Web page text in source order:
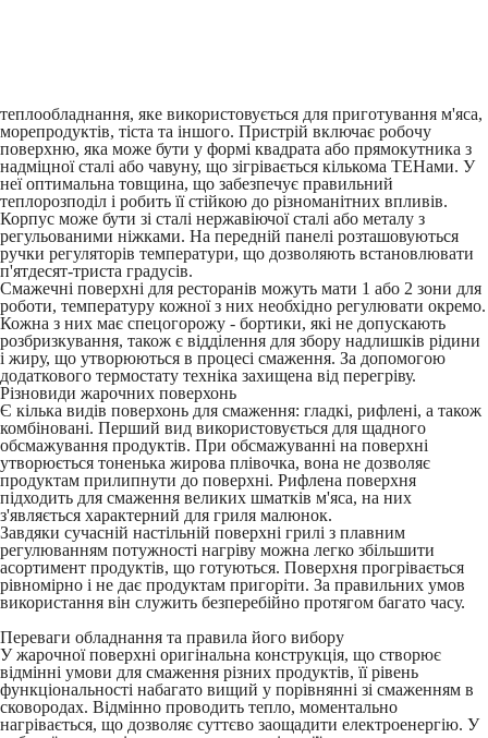
теплообладнання, яке використовується для приготування м'яса,
морепродуктів, тіста та іншого. Пристрій включає робочу
поверхню, яка може бути у формі квадрата або прямокутника з
надміцної сталі або чавуну, що зігрівається кількома ТЕНами. У
неї оптимальна товщина, що забезпечує правильний
теплорозподіл і робить її стійкою до різноманітних впливів.
Корпус може бути зі сталі нержавіючої сталі або металу з
регульованими ніжками. На передній панелі розташовуються
ручки регуляторів температури, що дозволяють встановлювати
п'ятдесят-триста градусів.
Смажечні поверхні для ресторанів можуть мати 1 або 2 зони для
роботи, температуру кожної з них необхідно регулювати окремо.
Кожна з них має спецогорожу - бортики, які не допускають
розбризкування, також є відділення для збору надлишків рідини
і жиру, що утворюються в процесі смаження. За допомогою
додаткового термостату техніка захищена від перегріву.
Різновиди жарочних поверхонь
Є кілька видів поверхонь для смаження: гладкі, рифлені, а також
комбіновані. Перший вид використовується для щадного
обсмажування продуктів. При обсмажуванні на поверхні
утворюється тоненька жирова плівочка, вона не дозволяє
продуктам прилипнути до поверхні. Рифлена поверхня
підходить для смаження великих шматків м'яса, на них
з'являється характерний для гриля малюнок.
Завдяки сучасній настільній поверхні грилі з плавним
регулюванням потужності нагріву можна легко збільшити
асортимент продуктів, що готуються. Поверхня прогрівається
рівномірно і не дає продуктам пригоріти. За правильних умов
використання він служить безперебійно протягом багато часу.
Переваги обладнання та правила його вибору
У жарочної поверхні оригінальна конструкція, що створює
відмінні умови для смаження різних продуктів, її рівень
функціональності набагато вищий у порівнянні зі смаженням в
сковородах. Відмінно проводить тепло, моментально
нагрівається, що дозволяє суттєво заощадити електроенергію. У